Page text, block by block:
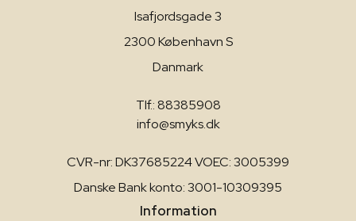
Isafjordsgade 3
2300 København S
Danmark
Tlf.: 88385908
info@smyks.dk
CVR-nr: DK37685224 VOEC: 3005399
Danske Bank konto: 3001-10309395
Information